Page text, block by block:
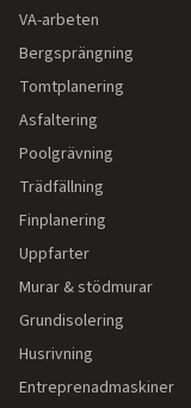
VA-arbeten
Bergsprängning
Tomtplanering
Asfaltering
Poolgrävning
Trädfällning
Finplanering
Uppfarter
Murar & stödmurar
Grundisolering
Husrivning
Entreprenadmaskiner